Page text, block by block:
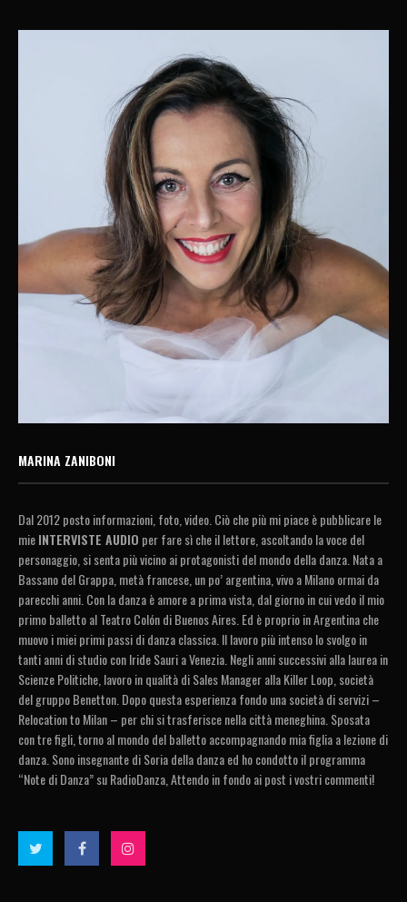
MARINA ZANIBONI
Dal 2012 posto informazioni, foto, video. Ciò che più mi piace è pubblicare le
mieINTERVISTE AUDIO per fare sì che il lettore, ascoltando la voce del
personaggio, si senta più vicino ai protagonisti del mondo della danza. Nata a
Bassano del Grappa, metà francese, un po’ argentina, vivo a Milano ormai da
parecchi anni. Con la danza è amore a prima vista, dal giorno in cui vedo il mio
primo balletto al Teatro Colón di Buenos Aires. Ed è proprio in Argentina che
muovo i miei primi passi di danza classica. Il lavoro più intenso lo svolgo in
tanti anni di studio con Iride Sauri a Venezia. Negli anni successivi alla laurea in
Scienze Politiche, lavoro in qualità di Sales Manager alla Killer Loop, società
del gruppo Benetton. Dopo questa esperienza fondo una società di servizi –
Relocation to Milan – per chi si trasferisce nella città meneghina. Sposata
con tre figli, torno al mondo del balletto accompagnando mia figlia a lezione di
danza. Sono insegnante di Soria della danza ed ho condotto il programma
“Note di Danza” su RadioDanza, Attendo in fondo ai post i vostri commenti!